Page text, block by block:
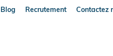
Blog Recrutement Contactez